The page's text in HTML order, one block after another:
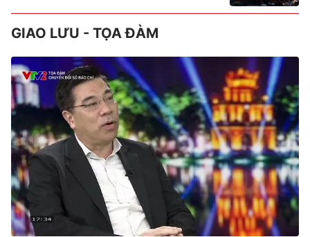
GIAO LƯU - TỌA ĐÀM